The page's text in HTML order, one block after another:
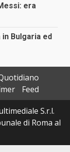
era
Bulgaria ed
Feed
S.r.l.
di Roma al